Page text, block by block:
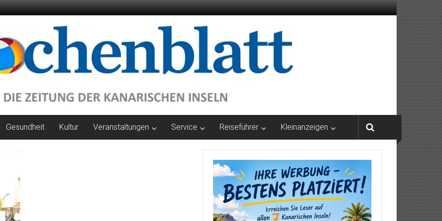
Gesundheit Kultur Veranstaltungen Service Reiseführer Kleinanzeigen